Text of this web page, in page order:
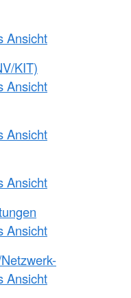
Ansicht
KIT)
Ansicht
Ansicht
Ansicht
Ansicht
Ansicht